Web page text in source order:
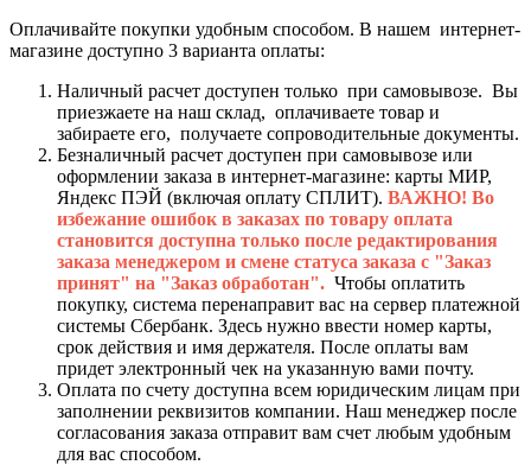
Оплачивайте покупки удобным способом. В нашем интернет-
магазине доступно 3 варианта оплаты:
Наличный расчет доступен только при самовывозе. Вы
приезжаете на наш склад, оплачиваете товар и
забираете его, получаете сопроводительные документы.
Безналичный расчет доступен при самовывозе или
оформлении заказа в интернет-магазине: карты МИР,
Яндекс ПЭЙ (включая оплату СПЛИТ). ВАЖНО! Во
избежание ошибок в заказах по товару оплата
становится доступна только после редактирования
заказа менеджером и смене статуса заказа с "Заказ
принят" на "Заказ обработан". Чтобы оплатить
покупку, система перенаправит вас на сервер платежной
системы Сбербанк. Здесь нужно ввести номер карты,
срок действия и имя держателя. После оплаты вам
придет электронный чек на указанную вами почту.
Оплата по счету доступна всем юридическим лицам при
заполнении реквизитов компании. Наш менеджер после
согласования заказа отправит вам счет любым удобным
для вас способом.